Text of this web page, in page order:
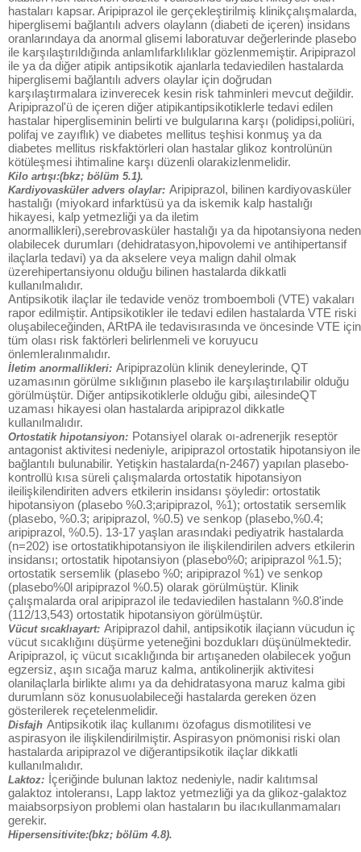
hastaları kapsar. Aripiprazol ile gerçekleştirilmiş klinikçalışmalarda,
hiperglisemi bağlantılı advers olaylann (diabeti de içeren) insidans
oranlarındaya da anormal glisemi laboratuvar değerlerinde plasebo
ile karşılaştırıldığında anlamlıfarklılıklar gözlenmemiştir. Aripiprazol
ile ya da diğer atipik antipsikotik ajanlarla tedaviedilen hastalarda
hiperglisemi bağlantılı advers olaylar için doğrudan
karşılaştırmalara izinverecek kesin risk tahminleri mevcut değildir.
Aripiprazol'ü de içeren diğer atipikantipsikotiklerle tedavi edilen
hastalar hipergliseminin belirti ve bulgularına karşı (polidipsi,poliüri,
polifaj ve zayıflık) ve diabetes mellitus teşhisi konmuş ya da
diabetes mellitus riskfaktörleri olan hastalar glikoz kontrolünün
kötüleşmesi ihtimaline karşı düzenli olarakizlenmelidir.
Kilo artışı:(bkz; bölüm 5.1).
Kardiyovasküler advers olaylar: Aripiprazol, bilinen kardiyovasküler
hastalığı (miyokard infarktüsü ya da iskemik kalp hastalığı
hikayesi, kalp yetmezliği ya da iletim
anormallikleri),serebrovasküler hastalığı ya da hipotansiyona neden
olabilecek durumları (dehidratasyon,hipovolemi ve antihipertansif
ilaçlarla tedavi) ya da akselere veya malign dahil olmak
üzerehipertansiyonu olduğu bilinen hastalarda dikkatli
kullanılmalıdır.
Antipsikotik ilaçlar ile tedavide venöz tromboemboli (VTE) vakaları
rapor edilmiştir. Antipsikotikler ile tedavi edilen hastalarda VTE riski
oluşabileceğinden, ARtPA ile tedavisırasında ve öncesinde VTE için
tüm olası risk faktörleri belirlenmeli ve koruyucu
önlemleralınmalıdır.
İletim anormallikleri: Aripiprazolün klinik deneylerinde, QT
uzamasının görülme sıklığının plasebo ile karşılaştırılabilir olduğu
görülmüştür. Diğer antipsikotiklerle olduğu gibi, ailesindeQT
uzaması hikayesi olan hastalarda aripiprazol dikkatle
kullanılmalıdır.
Ortostatik hipotansiyon: Potansiyel olarak oı-adrenerjik reseptör
antagonist aktivitesi nedeniyle, aripiprazol ortostatik hipotansiyon ile
bağlantılı bulunabilir. Yetişkin hastalarda(n-2467) yapılan plasebo-
kontrollü kısa süreli çalışmalarda ortostatik hipotansiyon
ileilişkilendiriten advers etkilerin insidansı şöyledir: ortostatik
hipotansiyon (plasebo %0.3;aripiprazol, %1); ortostatik sersemlik
(plasebo, %0.3; aripiprazol, %0.5) ve senkop (plasebo,%0.4;
aripiprazol, %0.5). 13-17 yaşlan arasındaki pediyatrik hastalarda
(n=202) ise ortostatikhipotansiyon ile ilişkilendirilen advers etkilerin
insidansı; ortostatik hipotansiyon (plasebo%0; aripiprazol %1.5);
ortostatik sersemlik (plasebo %0; aripiprazol %1) ve senkop
(plasebo%0l aripiprazol %0.5) olarak görülmüştür. Klinik
çalışmalarda oral aripiprazol ile tedaviedilen hastalann %0.8'inde
(112/13,543) ortostatik hipotansiyon görülmüştür.
Vücut sıcaklıayart: Aripiprazol dahil, antipsikotik ilaçiann vücudun iç
vücut sıcaklığını düşürme yeteneğini bozdukları düşünülmektedir.
Aripiprazol, iç vücut sıcaklığında bir artışaneden olabilecek yoğun
egzersiz, aşın sıcağa maruz kalma, antikolinerjik aktivitesi
olanilaçlarla birlikte alımı ya da dehidratasyona maruz kalma gibi
durumlann söz konusuolabileceği hastalarda gereken özen
gösterilerek reçetelenmelidir.
Disfajh Antipsikotik ilaç kullanımı özofagus dismotilitesi ve
aspirasyon ile ilişkilendirilmiştir. Aspirasyon pnömonisi riski olan
hastalarda aripiprazol ve diğerantipsikotik ilaçlar dikkatli
kullanılmalıdır.
Laktoz: İçeriğinde bulunan laktoz nedeniyle, nadir kalıtımsal
galaktoz intoleransı, Lapp laktoz yetmezliği ya da glikoz-galaktoz
maiabsorpsiyon problemi olan hastaların bu ilacıkullanmamaları
gerekir.
Hipersensitivite:(bkz; bölüm 4.8).